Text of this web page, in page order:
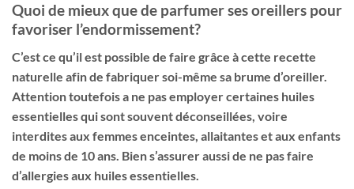
Quoi de mieux que de parfumer ses oreillers pour
favoriser l’endormissement?
C’est ce qu’il est possible de faire grâce à cette recette
naturelle afin de fabriquer soi-même sa brume d’oreiller.
Attention toutefois a ne pas employer certaines huiles
essentielles qui sont souvent déconseillées, voire
interdites aux femmes enceintes, allaitantes et aux enfants
de moins de 10 ans. Bien s’assurer aussi de ne pas faire
d’allergies aux huiles essentielles.